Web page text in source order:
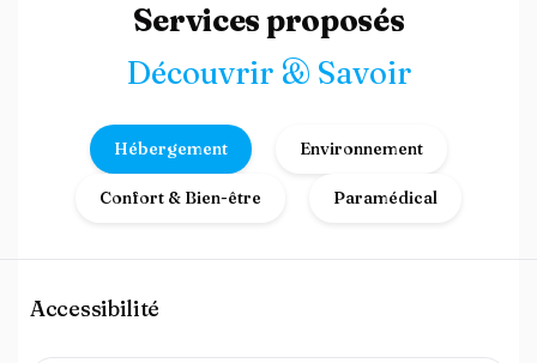
Services proposés
Découvrir & Savoir
Hébergement Environnement
Confort & Bien-être Paramédical
Accessibilité